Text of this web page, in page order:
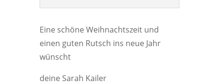
Eine schöne Weihnachtszeit und
einen guten Rutsch ins neue Jahr
wünscht
deine Sarah Kailer